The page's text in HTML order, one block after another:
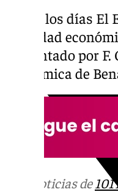
Todos los días
actividad
Presentado por
económica de
Más noticias de